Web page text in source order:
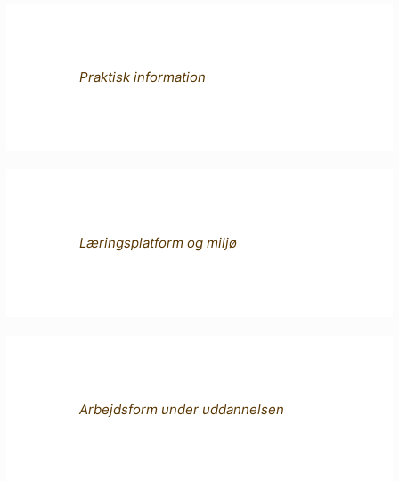
Praktisk information
Læringsplatform og miljø
Arbejdsform under uddannelsen